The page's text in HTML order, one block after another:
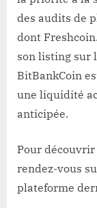
des audits de
dont
son listing sur
BitBankCoin
une liquidité
anticipée.
Pour
rendez-vous
plateforme